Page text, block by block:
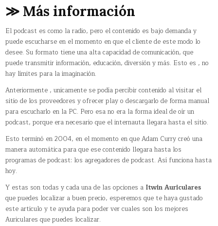
≫ Más información
El podcast es como la radio, pero el contenido es bajo demanda y
puede escucharse en el momento en que el cliente de este modo lo
desee. Su formato tiene una alta capacidad de comunicación, que
puede transmitir información, educación, diversión y más. Esto es , no
hay límites para la imaginación.
Anteriormente , unicamente se podía percibir contenido al visitar el
sitio de los proveedores y ofrecer play o descargarlo de forma manual
para escucharlo en la PC. Pero esa no era la forma ideal de oír un
podcast, porque era necesario que el internauta llegara hasta el sitio.
Esto terminó en 2004, en el momento en que Adam Curry creó una
manera automática para que ese contenido llegara hasta los
programas de podcast: los agregadores de podcast. Así funciona hasta
hoy.
Y estas son todas y cada una de las opciones a Itwin Auriculares
que puedes localizar a buen precio, esperemos que te haya gustado
este articulo y te ayuda para poder ver cuales son los mejores
Auriculares que puedes localizar.